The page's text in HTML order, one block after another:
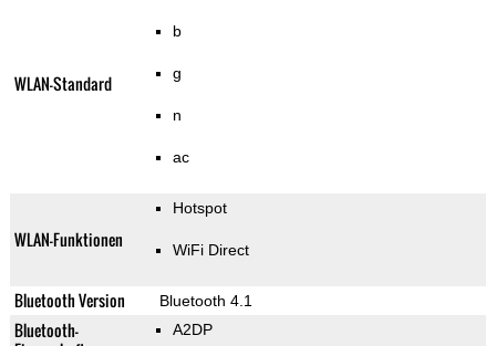
WLAN-Standard
b
g
n
ac
WLAN-Funktionen
Hotspot
WiFi Direct
Bluetooth Version Bluetooth 4.1
Bluetooth-
A2DP